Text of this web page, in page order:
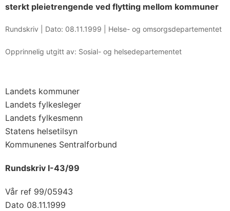
sterkt pleietrengende ved flytting mellom kommuner
Rundskriv | Dato: 08.11.1999 Helse- og omsorgsdepartementet
Opprinnelig utgitt av: Sosial- og helsedepartementet
Landets kommuner
Landets fylkesleger
Landets fylkesmenn
Statens helsetilsyn
Kommunenes Sentralforbund
Rundskriv I-43/99
Vår ref 99/05943
Dato 08.11.1999